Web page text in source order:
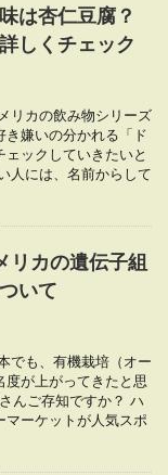
は杏仁豆腐？
しくチェック
リカの飲み物シリーズ
き嫌いの分かれる「ド
ックしていきたいと
人には、名前からして
リカの遺伝子組
いて
でも、有機栽培（オー
度が上がってきたと思
んご存知ですか？ ハ
マーケットが人気スポ